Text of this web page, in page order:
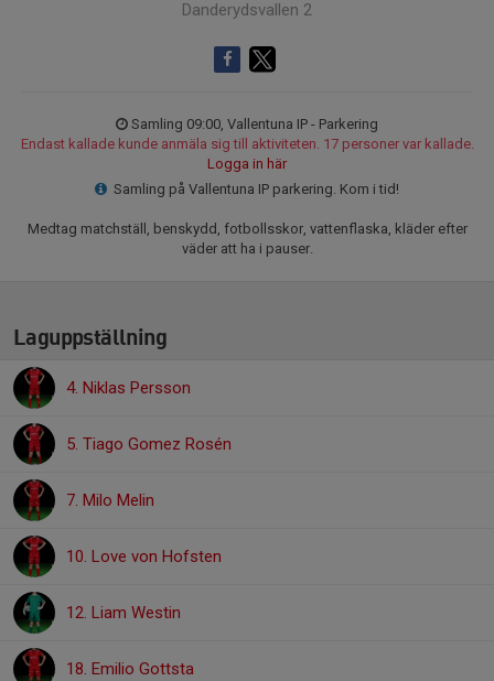
Danderydsvallen 2
Samling 09:00, Vallentuna IP - Parkering
Endast kallade kunde anmäla sig till aktiviteten. 17 personer var kallade.
Logga in här
Samling på Vallentuna IP parkering. Kom i tid!
Medtag matchställ, benskydd, fotbollsskor, vattenflaska, kläder efter
väder att ha i pauser.
Laguppställning
4. Niklas Persson
5. Tiago Gomez Rosén
7. Milo Melin
10. Love von Hofsten
12. Liam Westin
18. Emilio Gottsta